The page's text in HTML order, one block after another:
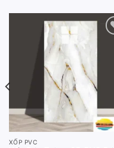
XỐP PVC